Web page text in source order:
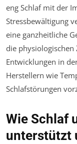
eng Schlaf mit der
Stressbewältigung
eine ganzheitliche
die
Entwicklungen in
Herstellern wie
Schlafstörungen
Wie Schlaf
unterstützt